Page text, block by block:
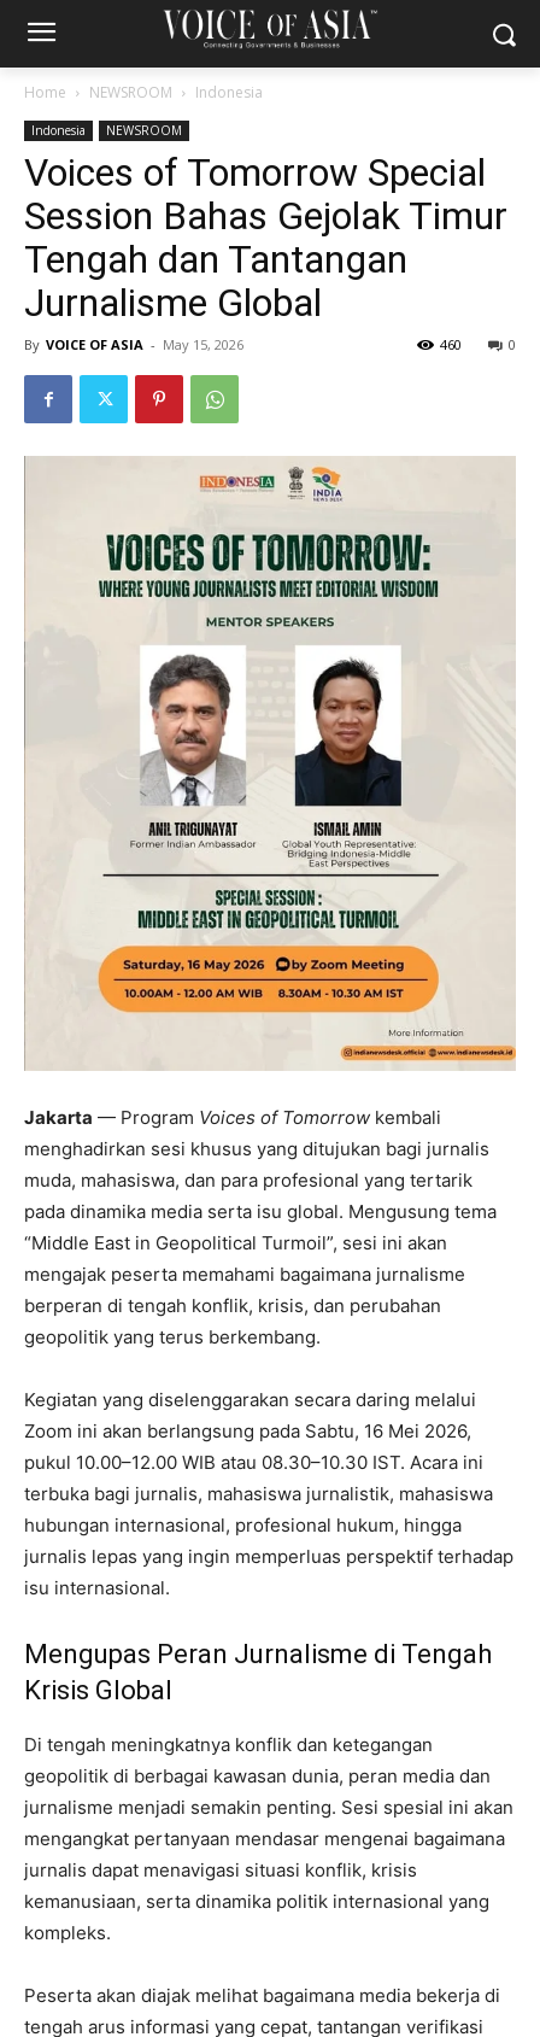
Home NEWSROOM Indonesia
Indonesia NEWSROOM
Voices of Tomorrow Special
Session Bahas Gejolak Timur
Tengah dan Tantangan
Jurnalisme Global
By VOICE OF ASIA - May 15, 2026 0
460
Jakarta — Program Voices of Tomorrow kembali
menghadirkan sesi khusus yang ditujukan bagi jurnalis
muda, mahasiswa, dan para profesional yang tertarik
pada dinamika media serta isu global. Mengusung tema
“Middle East in Geopolitical Turmoil”, sesi ini akan
mengajak peserta memahami bagaimana jurnalisme
berperan di tengah konflik, krisis, dan perubahan
geopolitik yang terus berkembang.
Kegiatan yang diselenggarakan secara daring melalui
Zoom ini akan berlangsung pada Sabtu, 16 Mei 2026,
pukul 10.00–12.00 WIB atau 08.30–10.30 IST. Acara ini
terbuka bagi jurnalis, mahasiswa jurnalistik, mahasiswa
hubungan internasional, profesional hukum, hingga
jurnalis lepas yang ingin memperluas perspektif terhadap
isu internasional.
Mengupas Peran Jurnalisme di Tengah
Krisis Global
Di tengah meningkatnya konflik dan ketegangan
geopolitik di berbagai kawasan dunia, peran media dan
jurnalisme menjadi semakin penting. Sesi spesial ini akan
mengangkat pertanyaan mendasar mengenai bagaimana
jurnalis dapat menavigasi situasi konflik, krisis
kemanusiaan, serta dinamika politik internasional yang
kompleks.
Peserta akan diajak melihat bagaimana media bekerja di
tengah arus informasi yang cepat, tantangan verifikasi